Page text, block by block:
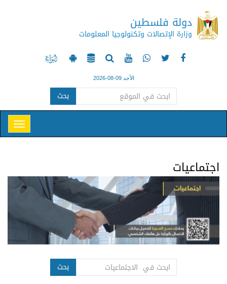
دولة فلسطين
وزارة الإتصالات وتكنولوجيا المعلومات
الأحد 09-08-2026
بحث
اجتماعيات
بحث